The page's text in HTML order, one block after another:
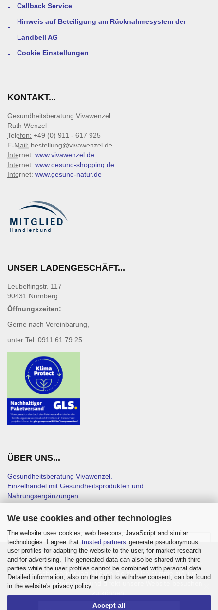
We use cookies and other technologies
The website uses cookies, web beacons, JavaScript and similar
technologies. I agree that trusted partners generate pseudonymous
user profiles for adapting the website to the user, for market research
and for advertising. The generated data can also be shared with third
parties while the user profiles cannot be combined with personal data.
Detailed information, also on the right to withdraw consent, can be found
in the website's privacy policy.
Accept all
Callback Service
Hinweis auf Beteiligung am Rücknahmesystem der
Landbell AG
Cookie Einstellungen
KONTAKT...
Gesundheitsberatung Vivawenzel
Ruth Wenzel
Telefon: +49 (0) 911 - 617 925
E-Mail: bestellung@vivawenzel.de
Internet: www.vivawenzel.de
Internet: www.gesund-shopping.de
Internet: www.gesund-natur.de
UNSER LADENGESCHÄFT...
Leubelfingstr. 117
90431 Nürnberg
Öffnungszeiten:
Gerne nach Vereinbarung,
unter Tel. 0911 61 79 25
ÜBER UNS...
Gesundheitsberatung Vivawenzel.
Einzelhandel mit Gesundheitsprodukten und
Nahrungsergänzungen
NEWSLETTER-ANMELDUNG
Diese Website verwendet Cookies – nähere Informationen
dazu und zu Ihren Rechten als Benutzer finden Sie in unserer
Datenschutzerklärung. Klicken Sie auf „Ich stimme zu“, um
Cookies zu akzeptieren und direkt unsere Website besuchen